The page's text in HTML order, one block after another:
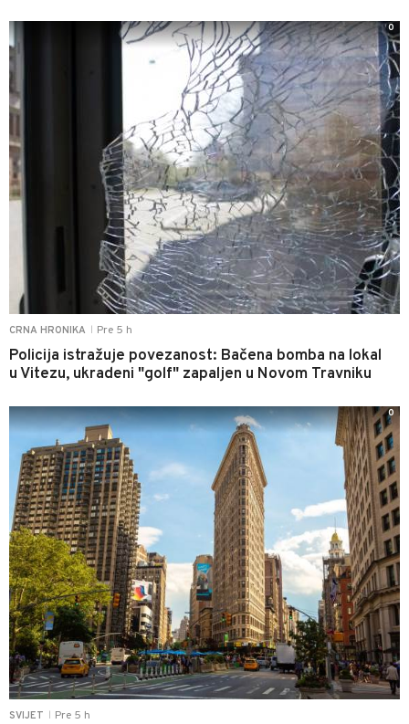
CRNA HRONIKA Pre 5 h
Policija istražuje povezanost: Bačena bomba na lokal
u Vitezu, ukradeni "golf" zapaljen u Novom Travniku
0
SVIJET Pre 5 h
0